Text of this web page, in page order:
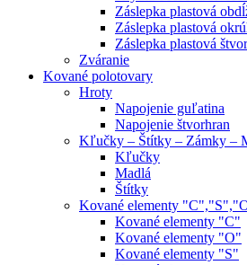
Záslepka plastová
Záslepka plastová
Záslepka plastová
Zváranie
Kované polotovary
Hroty
Napojenie guľatina
Napojenie štvorhran
Kľučky – Štítky – Zámky –
Kľučky
Madlá
Štítky
Kované elementy
Kované elementy "C"
Kované elementy "O"
Kované elementy "S"